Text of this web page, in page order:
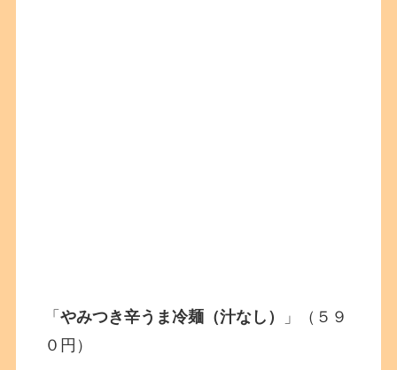
「やみつき辛うま冷麺（汁なし）
」（５９
０円）